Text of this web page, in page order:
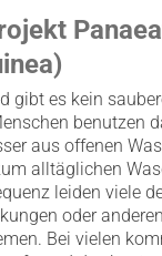
gibt es kein
benutzen
aus offenen
alltäglichen
leiden viele
oder anderen
Bei vielen